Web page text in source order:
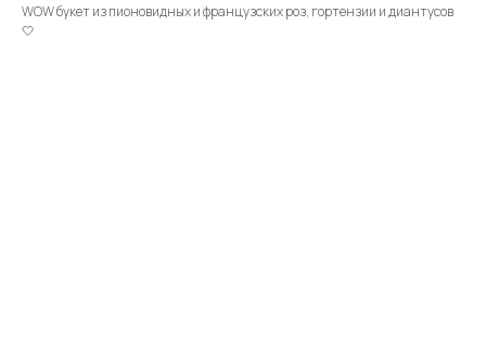
WOW букет из пионовидных и французских роз, гортензии и диантусов
🤍